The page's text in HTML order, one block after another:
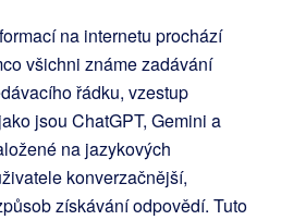
na internetu prochází
všichni známe zadávání
řádku, vzestup
jsou ChatGPT, Gemini a
na jazykových
konverzačnější,
získávání odpovědí. Tuto